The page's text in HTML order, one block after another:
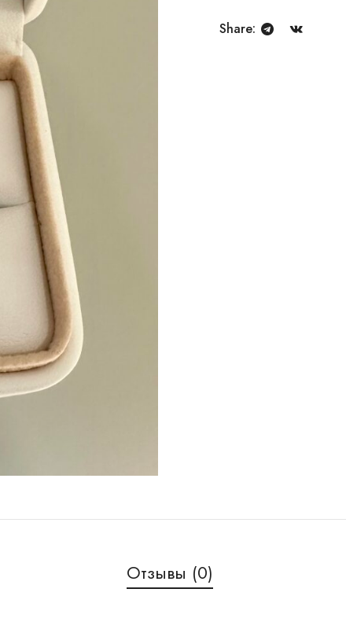
Share:
Отзывы (0)